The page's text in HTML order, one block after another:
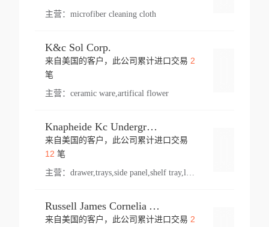
主营： microfiber cleaning cloth
K&c Sol Corp.
来自美国的客户，此公司累计进口交易 2
笔
主营： ceramic ware,artifical flower
Knapheide Kc Underground
来自美国的客户，此公司累计进口交易
12 笔
主营：
Russell James Cornelia Arlington Va
来自美国的客户，此公司累计进口交易 2